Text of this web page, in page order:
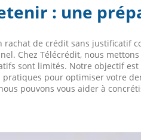
: une
rachat de crédit sans justificatif
Chez Télécrédit, nous
sont limités. Notre objectif
pratiques pour optimiser votre
pouvons vous aider à